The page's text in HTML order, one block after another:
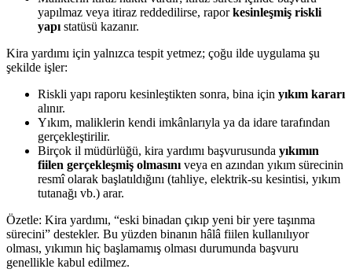
yapılmaz veya itiraz reddedilirse, raporkesinleşmiş riskli
yapı statüsü kazanır.
Kira yardımı için yalnızca tespit yetmez; çoğu ilde uygulama şu
şekilde işler:
Riskli yapı raporu kesinleştikten sonra, bina için yıkım kararı
alınır.
Yıkım, maliklerin kendi imkânlarıyla ya da idare tarafından
gerçekleştirilir.
Birçok il müdürlüğü, kira yardımı başvurusunda yıkımın
fiilen gerçekleşmiş olmasını veya en azından yıkım sürecinin
resmî olarak başlatıldığını (tahliye, elektrik-su kesintisi, yıkım
tutanağı vb.) arar.
Özetle: Kira yardımı, “eski binadan çıkıp yeni bir yere taşınma
sürecini” destekler. Bu yüzden binanın hâlâ fiilen kullanılıyor
olması, yıkımın hiç başlamamış olması durumunda başvuru
genellikle kabul edilmez.